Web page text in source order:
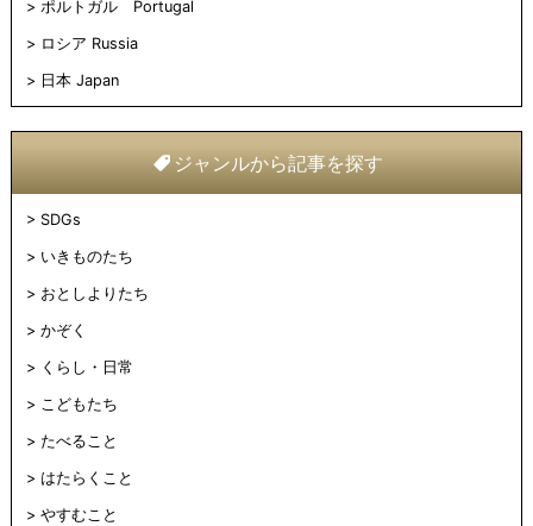
ポルトガル Portugal
ロシア Russia
日本 Japan
ジャンルから記事を探す
SDGs
いきものたち
おとしよりたち
かぞく
くらし・日常
こどもたち
たべること
はたらくこと
やすむこと